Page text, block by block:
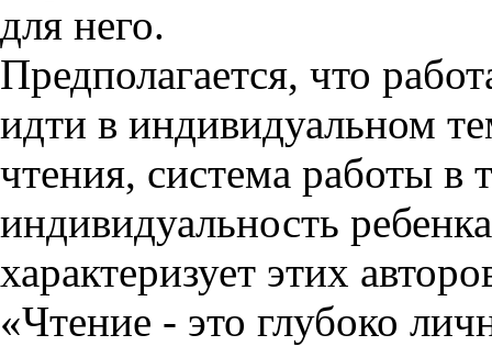
для него.
Предполагается, что
идти в индивидуальном
чтения, система работы в
индивидуальность
характеризует этих
«Чтение - это глубоко